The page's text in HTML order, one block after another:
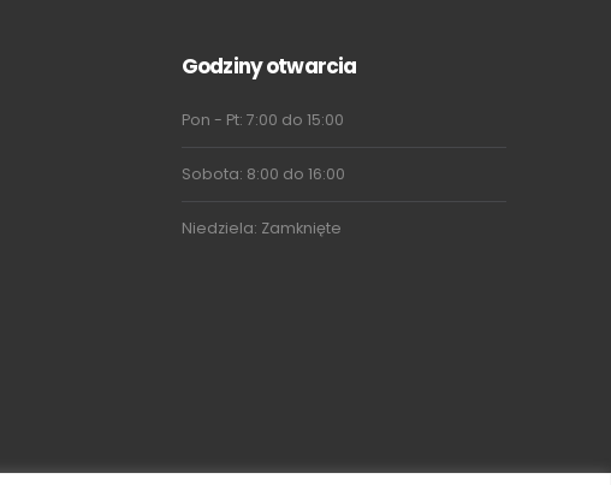
Godziny otwarcia
Pon - Pt: 7:00 do 15:00
Sobota: 8:00 do 16:00
Niedziela: Zamknięte